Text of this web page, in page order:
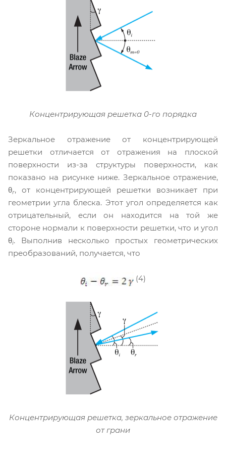
Концентрирующая решетка 0-го порядка
Зеркальное отражение от концентрирующей
решетки отличается от отражения на плоской
поверхности из-за структуры поверхности, как
показано на рисунке ниже. Зеркальное отражение,
θr, от концентрирующей решетки возникает при
геометрии угла блеска. Этот угол определяется как
отрицательный, если он находится на той же
стороне нормали к поверхности решетки, что и угол
θi. Выполнив несколько простых геометрических
преобразований, получается, что
(4)
Концентрирующая решетка, зеркальное отражение
от грани